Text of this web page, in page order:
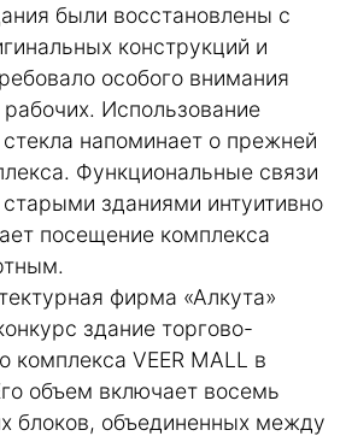
были восстановлены с
конструкций и
особого внимания
Использование
напоминает о прежней
Функциональные связи
зданиями интуитивно
посещение комплекса
фирма «Алкута»
здание торгово-
комплекса VEER MALL в
объем включает восемь
блоков, объединенных между